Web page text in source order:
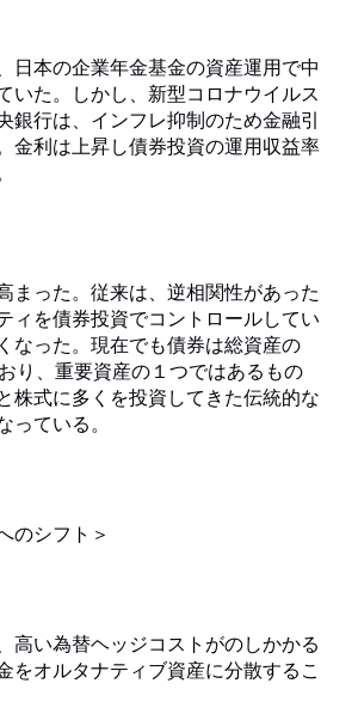
日本の企業年金基金の資産運用で中
いた。しかし、新型コロナウイルス
銀行は、インフレ抑制のため金融引
金利は上昇し債券投資の運用収益率
まった。従来は、逆相関性があった
ィを債券投資でコントロールしてい
なった。現在でも債券は総資産の
り、重要資産の１つではあるもの
株式に多くを投資してきた伝統的な
っている。
のシフト＞
高い為替ヘッジコストがのしかかる
をオルタナティブ資産に分散するこ